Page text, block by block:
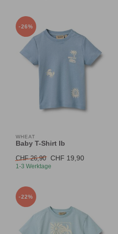
-26%
WHEAT
Baby T-Shirt Ib
CHF 26,90 CHF 19,90
1-3 Werktage
-22%